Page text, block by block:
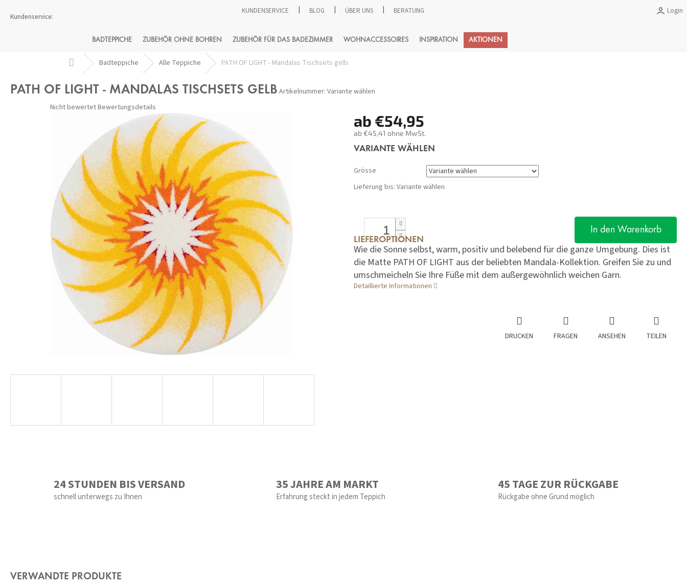
Inhalt
KUNDENSERVICE BLOG ÜBER UNS BERATUNG Login
Warenkorb
BADTEPPICHE ZUBEHÖR OHNE BOHREN ZUBEHÖR FÜR DAS BADEZIMMER WOHNACCESSOIRES INSPIRATION AKTIONEN
StartseiteBadteppiche Alle Teppiche PATH OF LIGHT - Mandalas Tischsets gelb
PATH OF LIGHT - MANDALAS TISCHSETS GELB Artikelnummer: Variante wählen
Die
durchschnittliche
Nicht bewertetBewertungsdetails
ab €54,95
ab €45,41 ohne MwSt.
Verkaufspreis:
VARIANTE WÄHLEN
Grösse
Lieferung bis: Variante wählen
LIEFEROPTIONEN
In den Warenkorb
Wie die Sonne selbst, warm, positiv und belebend für die ganze Umgebung. Dies ist
die Matte PATH OF LIGHT aus der beliebten Mandala-Kollektion. Greifen Sie zu und
umschmeicheln Sie Ihre Füße mit dem außergewöhnlich weichen Garn.
Detaillierte Informationen
DRUCKEN FRAGEN ANSEHEN TEILEN
24 STUNDEN BIS VERSAND
schnell unterwegs zu Ihnen
35 JAHRE AM MARKT
Erfahrung steckt in jedem Teppich
45 TAGE ZUR RÜCKGABE
Rückgabe ohne Grund möglich
VERWANDTE PRODUKTE